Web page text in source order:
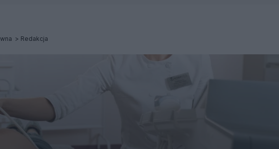
Redakcja